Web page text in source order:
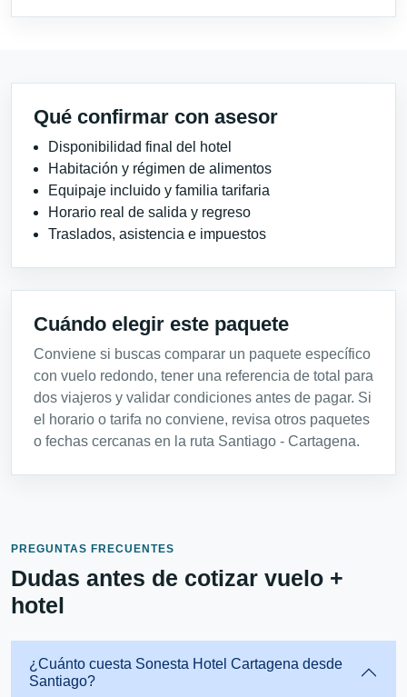
Qué confirmar con asesor
Disponibilidad final del hotel
Habitación y régimen de alimentos
Equipaje incluido y familia tarifaria
Horario real de salida y regreso
Traslados, asistencia e impuestos
Cuándo elegir este paquete
Conviene si buscas comparar un paquete específico
con vuelo redondo, tener una referencia de total para
dos viajeros y validar condiciones antes de pagar. Si
el horario o tarifa no conviene, revisa otros paquetes
o fechas cercanas en la ruta Santiago - Cartagena.
PREGUNTAS FRECUENTES
Dudas antes de cotizar vuelo +
hotel
¿Cuánto cuesta Sonesta Hotel Cartagena desde
Santiago?